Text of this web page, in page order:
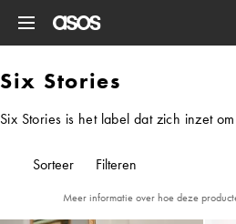
Six Stories
Six Stories is het label dat zich inzet
Sorteer Filteren
Meer informatie over hoe deze